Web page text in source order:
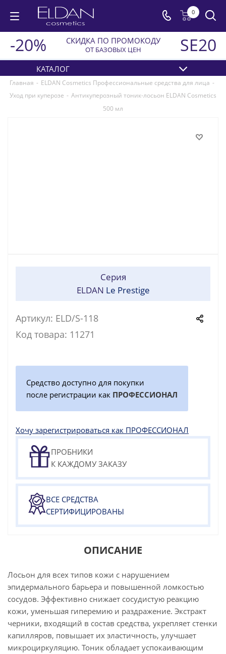
0
-20% СКИДКА ПО ПРОМОКОДУ
ОТ БАЗОВЫХ ЦЕН SE20
КАТАЛОГ
Главная - ELDAN Cosmetics Профессиональные средства для лица -
Уход при куперозе - Антикуперозный тоник-лосьон ELDAN Cosmetics
500 мл
Артикул: ELD/S-118
Код товара: 11271
Серия
ELDAN Le Prestige
Средство доступно для покупки
после регистрации как ПРОФЕССИОНАЛ
Хочу зарегистрироваться как ПРОФЕССИОНАЛ
ПРОБНИКИ
К КАЖДОМУ ЗАКАЗУ
ВСЕ СРЕДСТВА
СЕРТИФИЦИРОВАНЫ
ОПИСАНИЕ
Лосьон для всех типов кожи с нарушением
эпидермального барьера и повышенной ломкостью
сосудов. Эффективно снижает сосудистую реакцию
кожи, уменьшая гиперемию и раздражение. Экстракт
черники, входящий в состав средства, укрепляет стенки
капилляров, повышает их эластичность, улучшает
микроциркуляцию. Тоник обладает успокаивающим